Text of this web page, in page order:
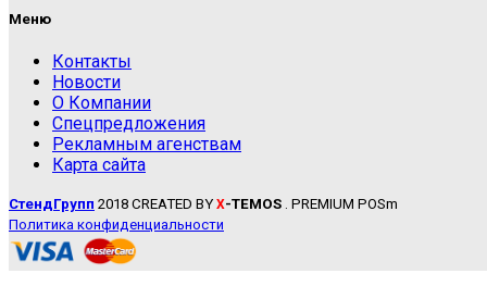
Меню
Контакты
Новости
О Компании
Спецпредложения
Рекламным агенствам
Карта сайта
СтендГрупп 2018 CREATED BY X-TEMOS . PREMIUM POSm
Политика конфиденциальности